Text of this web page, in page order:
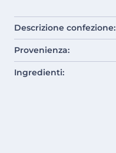
Descrizione confezione:
Provenienza:
Ingredienti: